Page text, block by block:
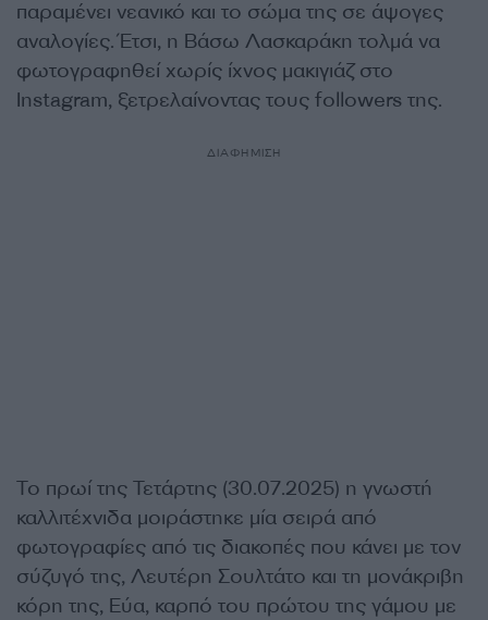
παραμένει νεανικό και το σώμα της σε άψογες
αναλογίες. Έτσι, η Βάσω Λασκαράκη τολμά να
φωτογραφηθεί χωρίς ίχνος μακιγιάζ στο
Instagram, ξετρελαίνοντας τους followers της.
ΔΙΑΦΗΜΙΣΗ
Το πρωί της Τετάρτης (30.07.2025) η γνωστή
καλλιτέχνιδα μοιράστηκε μία σειρά από
φωτογραφίες από τις διακοπές που κάνει με τον
σύζυγό της, Λευτέρη Σουλτάτο και τη μονάκριβη
κόρη της, Εύα, καρπό του πρώτου της γάμου με